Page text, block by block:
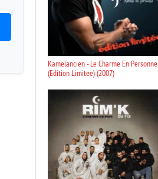
Kamelancien - Le Charme En Personne
(Edition Limitee) (2007)